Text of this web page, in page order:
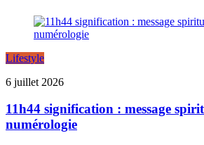
Lifestyle
6 juillet 2026
11h44 signification : message
numérologie